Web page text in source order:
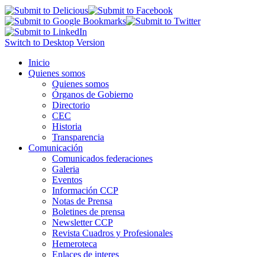
Switch to Desktop Version
Inicio
Quienes somos
Quienes somos
Órganos de Gobierno
Directorio
CEC
Historia
Transparencia
Comunicación
Comunicados federaciones
Galeria
Eventos
Información CCP
Notas de Prensa
Boletines de prensa
Newsletter CCP
Revista Cuadros y Profesionales
Hemeroteca
Enlaces de interes